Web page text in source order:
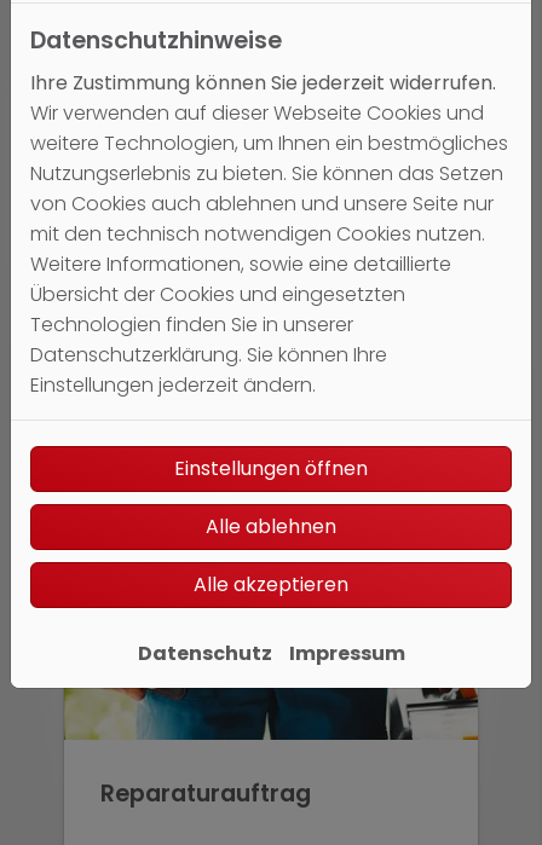
Angebotsanfrage
In drei einfachen Schritten zu Ihrer
Anfrage. Teilen Sie uns komfortabel
mit, worum es geht.
Weiterlesen
Reparaturauftrag
Datenschutzhinweise
Ihre Zustimmung können Sie jederzeit widerrufen.
Wir verwenden auf dieser Webseite Cookies und
weitere Technologien, um Ihnen ein bestmögliches
Nutzungserlebnis zu bieten. Sie können das Setzen
von Cookies auch ablehnen und unsere Seite nur
mit den technisch notwendigen Cookies nutzen.
Weitere Informationen, sowie eine detaillierte
Übersicht der Cookies und eingesetzten
Technologien finden Sie in unserer
Datenschutzerklärung. Sie können Ihre
Einstellungen jederzeit ändern.
Einstellungen öffnen
Alle ablehnen
Alle akzeptieren
Datenschutz Impressum